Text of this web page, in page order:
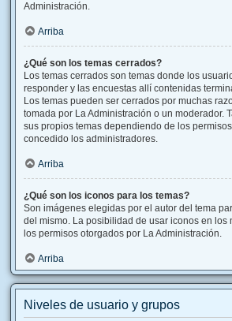
Administración.
Arriba
¿Qué son los temas cerrados?
Los temas cerrados son temas donde los
responder y las encuestas allí contenidas
Los temas pueden ser cerrados por muchas
tomada por La Administración o un moderador.
sus propios temas dependiendo de los
concedido los administradores.
Arriba
¿Qué son los iconos para los temas?
Son imágenes elegidas por el autor del tema
del mismo. La posibilidad de usar iconos en los
los permisos otorgados por La Administración.
Arriba
Niveles de usuario y grupos